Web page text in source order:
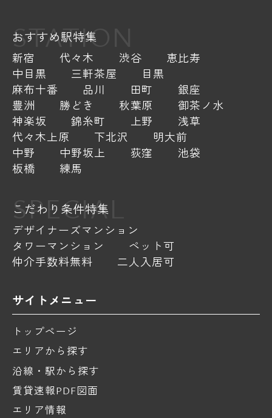
STATION
おすすめ駅特集
新宿 代々木 渋谷
恵比寿
中目黒
三軒茶屋
目黒
麻布十番
品川 田町
銀座
豊洲
勝どき 秋葉原
御茶ノ水
神楽坂
錦糸町 上野
浅草
代々木上原
下北沢
明大前
中野
中野坂上 荻窪
池袋
板橋
練馬
SPECIAL
こだわり条件特集
デザイナーズマンション
タワーマンション
ペット可
仲介手数料無料
二人入居可
サイトメニュー
トップページ
エリアから探す
沿線・駅から探す
賃貸速報PDF図面
エリア情報